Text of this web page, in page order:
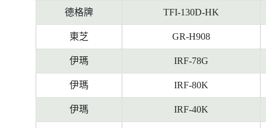
德格牌 TFI-130D-HK
東芝 GR-H908
伊瑪 IRF-78G
伊瑪 IRF-80K
伊瑪 IRF-40K